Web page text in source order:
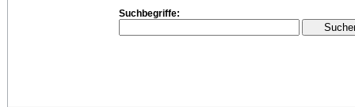
Suchbegriffe: